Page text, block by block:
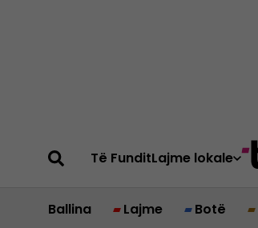
Të FunditLajme lokale
Ballina Lajme Botë